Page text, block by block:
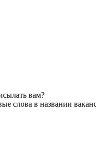
вам?
слова в названии